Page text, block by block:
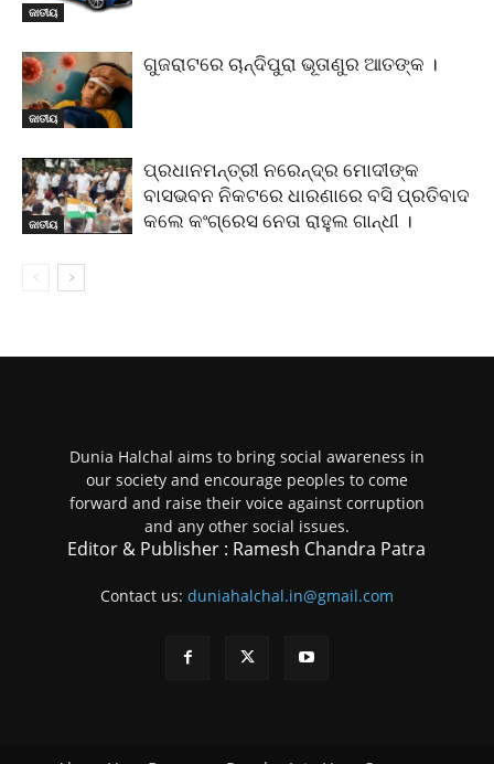
ଜାତୀୟ
ଜାତୀୟ
ଗୁଜରାଟରେ ଚାନ୍ଦିପୁରା ଭୂତାଣୁର ଆତଙ୍କ ।
ଜାତୀୟ
ପ୍ରଧାନମନ୍ତ୍ରୀ ନରେନ୍ଦ୍ର ମୋଦୀଙ୍କ
ବାସଭବନ ନିକଟରେ ଧାରଣାରେ ବସି ପ୍ରତିବାଦ
କଲେ କଂଗ୍ରେସ ନେତା ରାହୁଲ ଗାନ୍ଧୀ ।
Dunia Halchal aims to bring social awareness in
our society and encourage peoples to come
forward and raise their voice against corruption
and any other social issues.
Editor & Publisher : Ramesh Chandra Patra
Contact us: duniahalchal.in@gmail.com